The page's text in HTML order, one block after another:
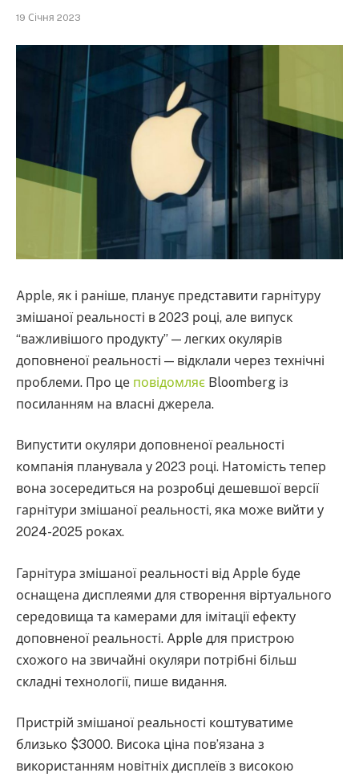
19 Січня 2023
Apple, як і раніше, планує представити гарнітуру
змішаної реальності в 2023 році, але випуск
“важливішого продукту” — легких окулярів
доповненої реальності — відклали через технічні
проблеми. Про це повідомляє Bloomberg із
посиланням на власні джерела.
Випустити окуляри доповненої реальності
компанія планувала у 2023 році. Натомість тепер
вона зосередиться на розробці дешевшої версії
гарнітури змішаної реальності, яка може вийти у
2024-2025 роках.
Гарнітура змішаної реальності від Apple буде
оснащена дисплеями для створення віртуального
середовища та камерами для імітації ефекту
доповненої реальності. Apple для пристрою
схожого на звичайні окуляри потрібні більш
складні технології, пише видання.
Пристрій змішаної реальності коштуватиме
близько $3000. Висока ціна пов’язана з
використанням новітніх дисплеїв з високою